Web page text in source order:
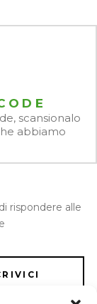
scansionalo
abbiamo
rispondere alle